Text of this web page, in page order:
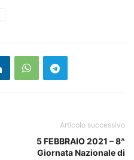
Articolo successivo
5 FEBBRAIO 2021 – 8^
Giornata Nazionale di